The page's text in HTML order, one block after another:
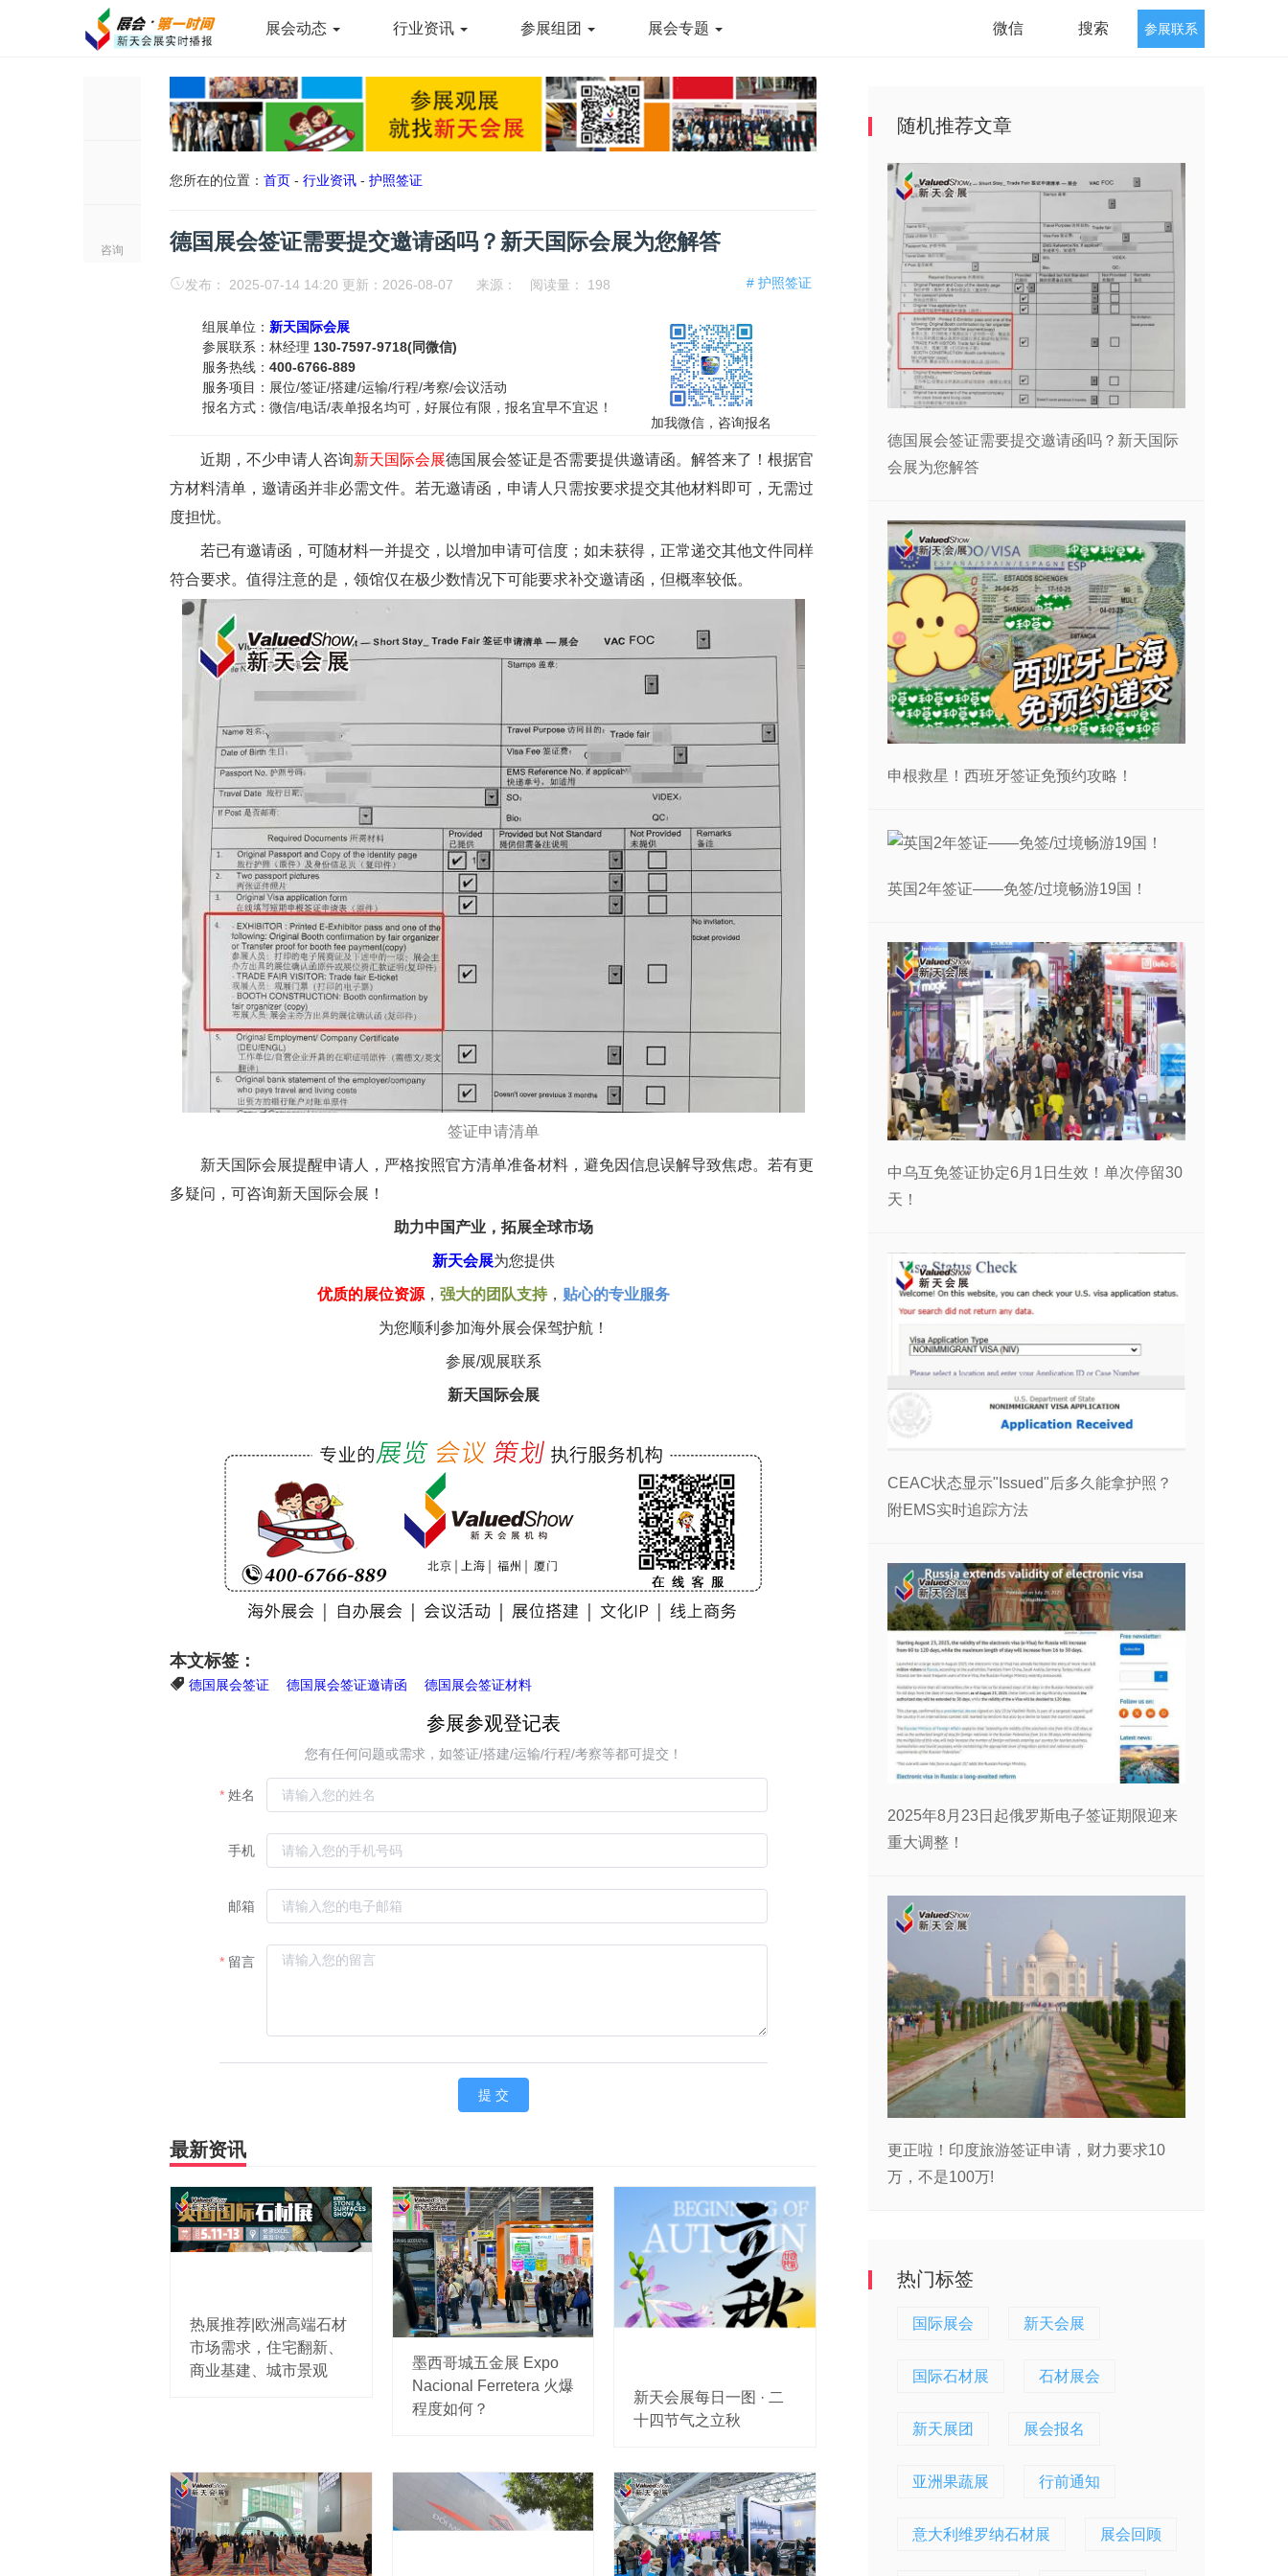
展会动态 行业资讯 参展组团 展会专题 微信 搜索 参展联系
咨询
您所在的位置： 首页 - 行业资讯 - 护照签证
德国展会签证需要提交邀请函吗？新天国际会展为您解答
# 护照签证
发布： 2025-07-14 14:20 更新：2026-08-07 来源： 阅读量： 198
组展单位： 新天国际会展
参展联系：林经理 130-7597-9718(同微信)
服务热线： 400-6766-889
服务项目：展位/签证/搭建/运输/行程/考察/会议活动
报名方式：微信/电话/表单报名均可，好展位有限，报名宜早不宜迟！
加我微信，咨询报名
近期，不少申请人咨询新天国际会展德国展会签证是否需要提供邀请函。解答来了！根据官
方材料清单，邀请函并非必需文件。若无邀请函，申请人只需按要求提交其他材料即可，无需过
度担忧。
若已有邀请函，可随材料一并提交，以增加申请可信度；如未获得，正常递交其他文件同样
符合要求。值得注意的是，领馆仅在极少数情况下可能要求补交邀请函，但概率较低。
签证申请清单
新天国际会展提醒申请人，严格按照官方清单准备材料，避免因信息误解导致焦虑。若有更
多疑问，可咨询新天国际会展！
助力中国产业，拓展全球市场
新天会展为您提供
优质的展位资源， 强大的团队支持， 贴心的专业服务
为您顺利参加海外展会保驾护航！
参展/观展联系
新天国际会展
本文标签：
德国展会签证 德国展会签证邀请函 德国展会签证材料
最新资讯
热展推荐|欧洲高端石材
市场需求，住宅翻新、
商业基建、城市景观
墨西哥城五金展 Expo
Nacional Ferretera 火爆
程度如何？
新天会展每日一图 · 二
十四节气之立秋
随机推荐文章
德国展会签证需要提交邀请函吗？新天国际
会展为您解答
申根救星！西班牙签证免预约攻略！
英国2年签证——免签/过境畅游19国！
中乌互免签证协定6月1日生效！单次停留30
天！
CEAC状态显示"Issued"后多久能拿护照？
附EMS实时追踪方法
2025年8月23日起俄罗斯电子签证期限迎来
重大调整​！
更正啦！印度旅游签证申请，财力要求10
万，不是100万!
热门标签
国际展会 新天会展
国际石材展 石材展会
新天展团 展会报名
亚洲果蔬展 行前通知
意大利维罗纳石材展 展会回顾